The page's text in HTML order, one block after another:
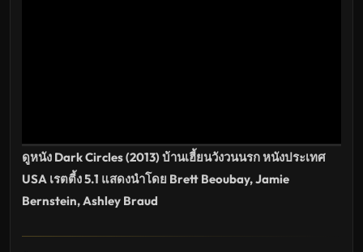
ดูหนัง Dark Circles (2013) บ้านเฮี้ยนวังวนนรก หนังประเทศ
USA เรตตี้ง 5.1 แสดงนำโดย Brett Beoubay, Jamie
Bernstein, Ashley Braud